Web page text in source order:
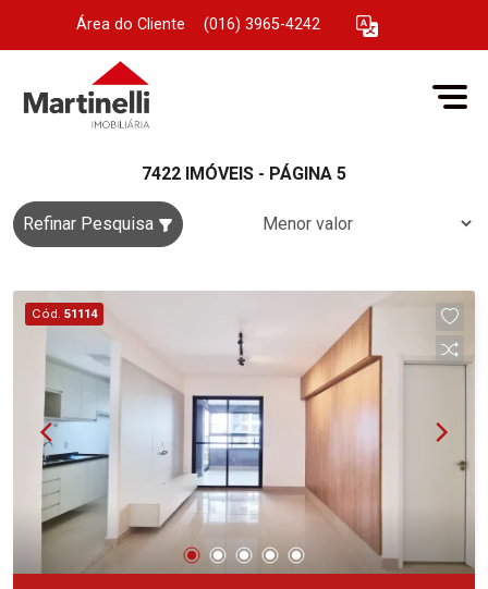
Área do Cliente (016) 3965-4242
7422 IMÓVEIS - PÁGINA 5
Refinar Pesquisa
Cód. 51114